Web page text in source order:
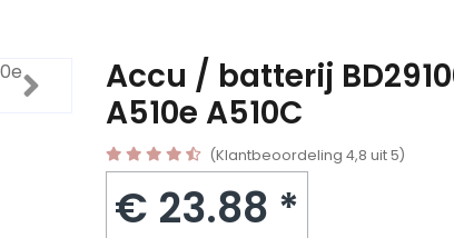
Accu / batterij
A510e A510C
(Klantbeoordeling 4,8 uit 5)
€ 23.88 *